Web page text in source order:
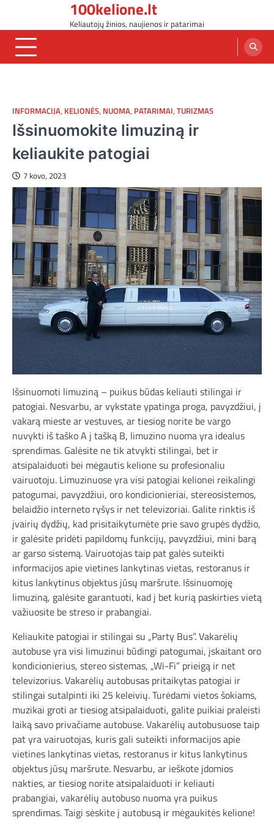
content
100kelione.lt
Keliautojų žinios, naujienos ir patarimai
INFORMACIJA, KELIONĖS, NUOMA, PATARIMAI, TURIZMAS
Išsinuomokite limuziną ir
keliaukite patogiai
7 kovo, 2023
Išsinuomoti limuziną – puikus būdas keliauti stilingai ir
patogiai. Nesvarbu, ar vykstate ypatinga proga, pavyzdžiui, į
vakarą mieste ar vestuves, ar tiesiog norite be vargo
nuvykti iš taško A į tašką B, limuzino nuoma yra idealus
sprendimas. Galėsite ne tik atvykti stilingai, bet ir
atsipalaiduoti bei mėgautis kelione su profesionaliu
vairuotoju. Limuzinuose yra visi patogiai kelionei reikalingi
patogumai, pavyzdžiui, oro kondicionieriai, stereosistemos,
belaidžio interneto ryšys ir net televizoriai. Galite rinktis iš
įvairių dydžių, kad prisitaikytumėte prie savo grupės dydžio,
ir galėsite pridėti papildomų funkcijų, pavyzdžiui, mini barą
ar garso sistemą. Vairuotojas taip pat galės suteikti
informacijos apie vietines lankytinas vietas, restoranus ir
kitus lankytinus objektus jūsų maršrute. Išsinuomoję
limuziną, galėsite garantuoti, kad į bet kurią paskirties vietą
važiuosite be streso ir prabangiai.
Keliaukite patogiai ir stilingai su „Party Bus”. Vakarėlių
autobuse yra visi limuzinui būdingi patogumai, įskaitant oro
kondicionierius, stereo sistemas, „Wi-Fi” prieigą ir net
televizorius. Vakarėlių autobusas pritaikytas patogiai ir
stilingai sutalpinti iki 25 keleivių. Turėdami vietos šokiams,
muzikai groti ar tiesiog atsipalaiduoti, galite puikiai praleisti
laiką savo privačiame autobuse. Vakarėlių autobusuose taip
pat yra vairuotojas, kuris gali suteikti informacijos apie
vietines lankytinas vietas, restoranus ir kitus lankytinus
objektus jūsų maršrute. Nesvarbu, ar ieškote įdomios
nakties, ar tiesiog norite atsipalaiduoti ir keliauti
prabangiai, vakarėlių autobuso nuoma yra puikus
sprendimas. Taigi sėskite į autobusą ir mėgaukitės kelione!